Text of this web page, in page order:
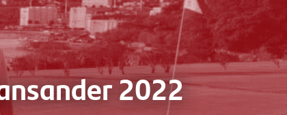
2022